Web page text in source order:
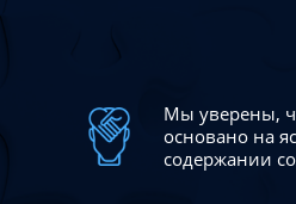
Мы уверены,
основано на
содержании